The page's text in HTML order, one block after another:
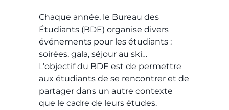
Chaque année, le Bureau des
Étudiants (BDE) organise divers
événements pour les étudiants :
soirées, gala, séjour au ski…
L’objectif du BDE est de permettre
aux étudiants de se rencontrer et de
partager dans un autre contexte
que le cadre de leurs études.